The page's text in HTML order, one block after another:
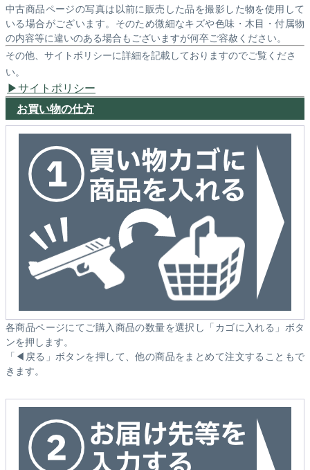
中古商品ページの写真は以前に販売した品を撮影した物を使用して
いる場合がございます。そのため微細なキズや色味・木目・付属物
の内容等に違いのある場合もございますが何卒ご容赦ください。
その他、サイトポリシーに詳細を記載しておりますのでご覧くださ
い。
サイトポリシー
お買い物の仕方
各商品ページにてご購入商品の数量を選択し「カゴに入れる」ボタ
ンを押します。
「◀戻る」ボタンを押して、他の商品をまとめて注文することもで
きます。